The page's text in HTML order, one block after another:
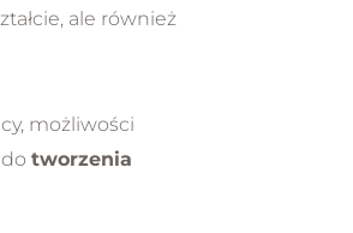
ale również
możliwości
tworzenia